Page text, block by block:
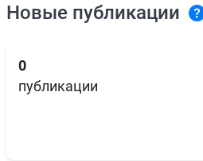
Новые публикации
0
публикации